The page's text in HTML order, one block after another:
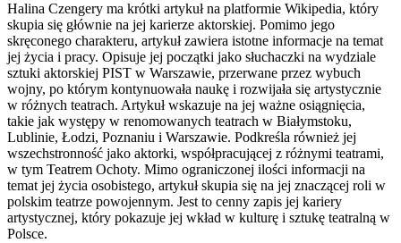
Halina Czengery ma krótki artykuł na platformie Wikipedia, który
skupia się głównie na jej karierze aktorskiej. Pomimo jego
skręconego charakteru, artykuł zawiera istotne informacje na temat
jej życia i pracy. Opisuje jej początki jako słuchaczki na wydziale
sztuki aktorskiej PIST w Warszawie, przerwane przez wybuch
wojny, po którym kontynuowała naukę i rozwijała się artystycznie
w różnych teatrach. Artykuł wskazuje na jej ważne osiągnięcia,
takie jak występy w renomowanych teatrach w Białymstoku,
Lublinie, Łodzi, Poznaniu i Warszawie. Podkreśla również jej
wszechstronność jako aktorki, współpracującej z różnymi teatrami,
w tym Teatrem Ochoty. Mimo ograniczonej ilości informacji na
temat jej życia osobistego, artykuł skupia się na jej znaczącej roli w
polskim teatrze powojennym. Jest to cenny zapis jej kariery
artystycznej, który pokazuje jej wkład w kulturę i sztukę teatralną w
Polsce.